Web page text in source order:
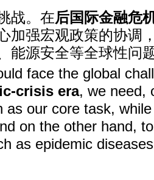
战。在后国际金融危
加强宏观政策的协调
能源安全等全球性问
face the global
crisis era, we need,
as our core task,
on the other hand,
as epidemic